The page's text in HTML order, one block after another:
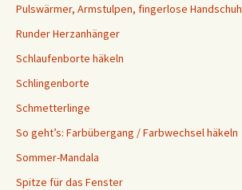
Pulswärmer, Armstulpen, fingerlose
Runder Herzanhänger
Schlaufenborte häkeln
Schlingenborte
Schmetterlinge
So geht’s: Farbübergang / Farbwechsel häkeln
Sommer-Mandala
Spitze für das Fenster